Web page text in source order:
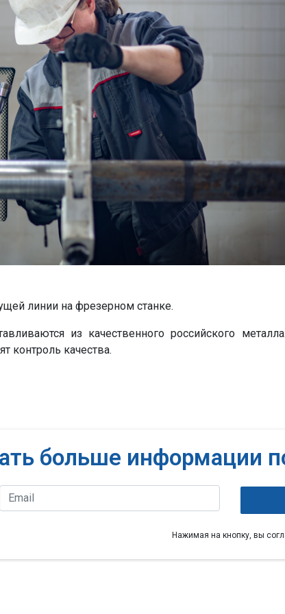
линии на фрезерном станке.
из качественного российского металла.
контроль качества.
больше информации
Нажимая на кнопку, вы